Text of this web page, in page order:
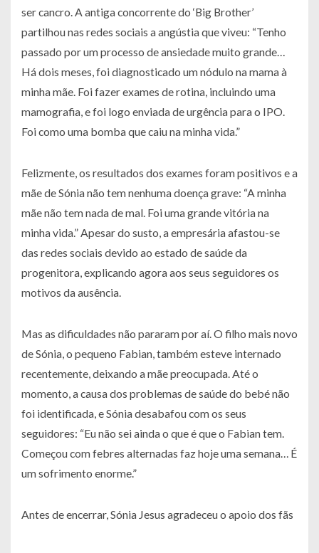
ser cancro. A antiga concorrente do ‘Big Brother’
partilhou nas redes sociais a angústia que viveu: “Tenho
passado por um processo de ansiedade muito grande…
Há dois meses, foi diagnosticado um nódulo na mama à
minha mãe. Foi fazer exames de rotina, incluindo uma
mamografia, e foi logo enviada de urgência para o IPO.
Foi como uma bomba que caiu na minha vida.”
Felizmente, os resultados dos exames foram positivos e a
mãe de Sónia não tem nenhuma doença grave: “A minha
mãe não tem nada de mal. Foi uma grande vitória na
minha vida.” Apesar do susto, a empresária afastou-se
das redes sociais devido ao estado de saúde da
progenitora, explicando agora aos seus seguidores os
motivos da ausência.
Mas as dificuldades não pararam por aí. O filho mais novo
de Sónia, o pequeno Fabian, também esteve internado
recentemente, deixando a mãe preocupada. Até o
momento, a causa dos problemas de saúde do bebé não
foi identificada, e Sónia desabafou com os seus
seguidores: “Eu não sei ainda o que é que o Fabian tem.
Começou com febres alternadas faz hoje uma semana… É
um sofrimento enorme.”
Antes de encerrar, Sónia Jesus agradeceu o apoio dos fãs